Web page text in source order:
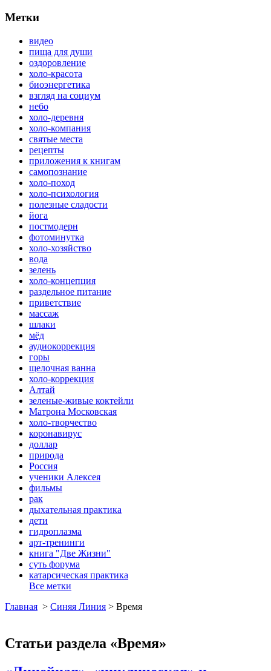
Метки
видео
пища для души
оздоровление
холо-красота
биоэнергетика
взгляд на социум
небо
холо-деревня
холо-компания
святые места
рецепты
приложения к книгам
самопознание
холо-поход
холо-психология
полезные сладости
йога
постмодерн
фотоминутка
холо-хозяйство
вода
зелень
холо-концепция
раздельное питание
приветствие
массаж
шлаки
мёд
аудиокоррекция
горы
щелочная ванна
холо-коррекция
Алтай
зеленые-живые коктейли
Матрона Московская
холо-творчество
коронавирус
доллар
природа
Россия
ученики Алексея
фильмы
рак
дыхательная практика
дети
гидроплазма
арт-тренинги
книга "Две Жизни"
суть форума
катарсическая практика
Все метки
Главная > Синяя Линия > Время
Статьи раздела «Время»